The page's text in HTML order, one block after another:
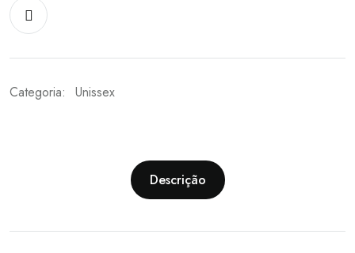
Categoria: Unissex
Descrição